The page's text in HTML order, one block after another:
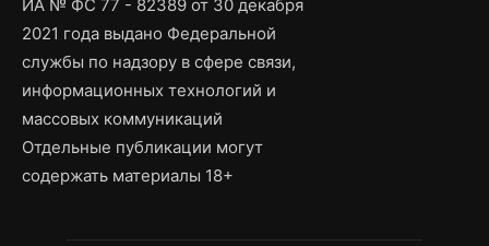
ИА № ФС 77 - 82389 от 30 декабря
2021 года выдано Федеральной
службы по надзору в сфере связи,
информационных технологий и
массовых коммуникаций
Отдельные публикации могут
содержать материалы 18+